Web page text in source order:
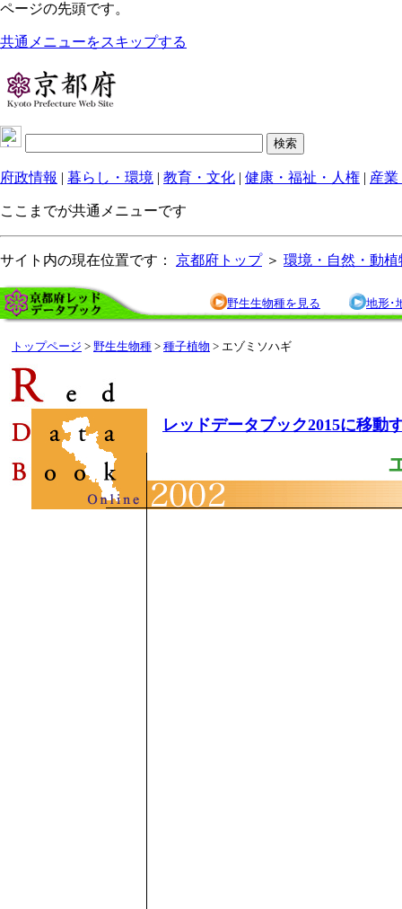
ページの先頭です。
共通メニューをスキップする
府政情報 | 暮らし・環境 | 教育・文化 | 健康・福祉・人権 | 産業
ここまでが共通メニューです
サイト内の現在位置です： 京都府トップ＞ 環境・自然・動植
野生生物種を見る 地形･
トップページ > 野生生物種 > 種子植物 > エゾミソハギ
レッドデータブック2015に移動